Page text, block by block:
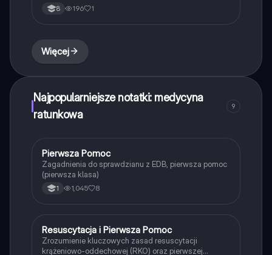
8 196 1
Więcej
Najpopularniejsze notatki: medycyna
ratunkowa
9
Edukacja dla bezpieczeństwa
Pierwsza Pomoc
Zagadnienia do sprawdzianu z EDB, pierwsza pomoc
(pierwsza klasa)
1 1,045 8
Edukacja dla bezpieczeństwa
Resuscytacja i Pierwsza Pomoc
Zrozumienie kluczowych zasad resuscytacji
krążeniowo-oddechowej (RKO) oraz pierwszej